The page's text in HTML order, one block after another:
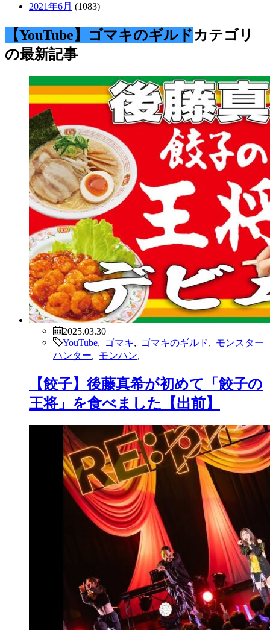
2021年6月 (1083)
【YouTube】ゴマキのギルド カテゴリ
の最新記事
2025.03.30
YouTube
ゴマキ ゴマキのギルド
モンスター
ハンター
モンハン
【餃子】後藤真希が初めて「餃子の
王将」を食べました【出前】